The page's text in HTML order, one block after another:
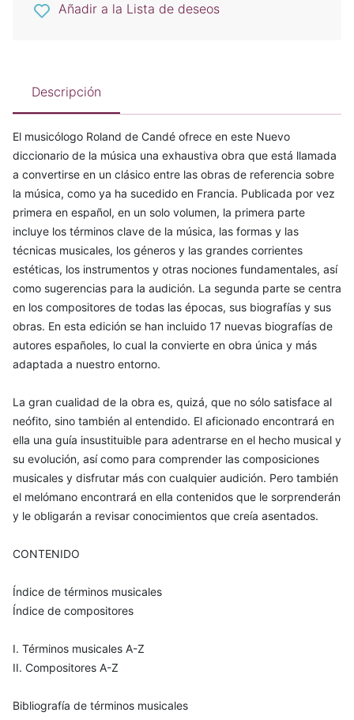
Añadir a la Lista de deseos
Descripción
El musicólogo Roland de Candé ofrece en este Nuevo
diccionario de la música una exhaustiva obra que está llamada
a convertirse en un clásico entre las obras de referencia sobre
la música, como ya ha sucedido en Francia. Publicada por vez
primera en español, en un solo volumen, la primera parte
incluye los términos clave de la música, las formas y las
técnicas musicales, los géneros y las grandes corrientes
estéticas, los instrumentos y otras nociones fundamentales, así
como sugerencias para la audición. La segunda parte se centra
en los compositores de todas las épocas, sus biografías y sus
obras. En esta edición se han incluido 17 nuevas biografías de
autores españoles, lo cual la convierte en obra única y más
adaptada a nuestro entorno.
La gran cualidad de la obra es, quizá, que no sólo satisface al
neófito, sino también al entendido. El aficionado encontrará en
ella una guía insustituible para adentrarse en el hecho musical y
su evolución, así como para comprender las composiciones
musicales y disfrutar más con cualquier audición. Pero también
el melómano encontrará en ella contenidos que le sorprenderán
y le obligarán a revisar conocimientos que creía asentados.
CONTENIDO
Índice de términos musicales
Índice de compositores
I. Términos musicales A-Z
II. Compositores A-Z
Bibliografía de términos musicales